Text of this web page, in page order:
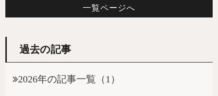
一覧ページへ
過去の記事
2026年の記事一覧（1）